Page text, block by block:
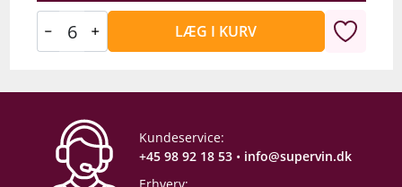
LÆG I KURV
Kundeservice:
+45 98 92 18 53 • info@supervin.dk